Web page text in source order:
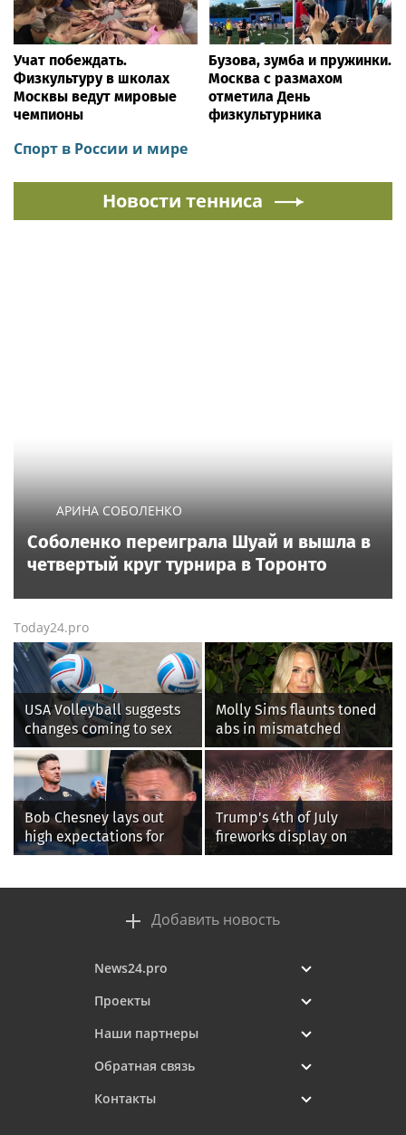
Учат побеждать.
Физкультуру в школах
Москвы ведут мировые
чемпионы
Бузова, зумба и пружинки.
Москва с размахом
отметила День
физкультурника
Спорт в России и мире
Новости тенниса
АРИНА СОБОЛЕНКО
Соболенко переиграла Шуай и вышла в
четвертый круг турнира в Торонто
Today24.pro
USA Volleyball suggests
changes coming to sex
testing, while junior
families raise male
athlete concerns
Molly Sims flaunts toned
abs in mismatched
bikini during perfect
beach day with her kids
Bob Chesney lays out
high expectations for
UCLA athletics
Trump's 4th of July
fireworks display on
National Mall confirmed
Добавить новость
News24.pro
Проекты
Наши партнеры
Обратная связь
Контакты